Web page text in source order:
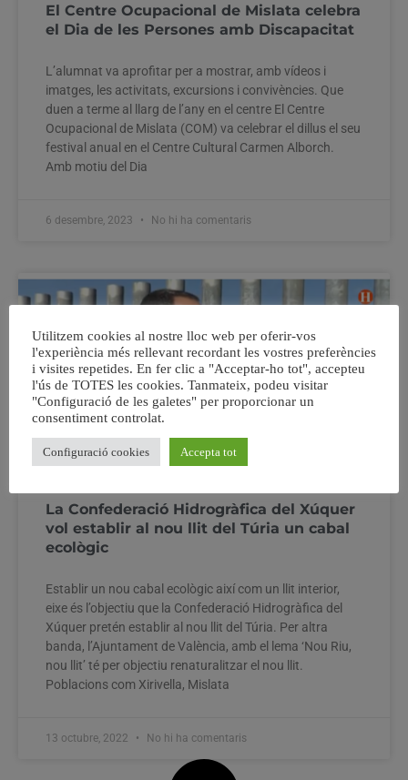
El Centre Ocupacional de Mislata celebra
el Dia de les Persones amb Discapacitat
L’alumnat va aprofitar per a mostrar, amb vídeos i
imatges, les activitats, excursions i convivències. Que
duen a terme al llarg de l’any en el centre El Centre
Ocupacional de Mislata (COM) va celebrar el dillus el seu
festival anual en el Centre Cultural Carmen Alborch.
Amb motiu del Dia
6 desembre, 2023 No hi ha comentaris
La Confederació Hidrogràfica del Xúquer
vol establir al nou llit del Túria un cabal
ecològic
Establir un nou cabal ecològic així com un llit interior,
eixe és l’objectiu que la Confederació Hidrogràfica del
Xúquer pretén establir al nou llit del Túria. Per altra
banda, l’Ajuntament de València, amb el lema ‘Nou Riu,
nou llit’ té per objectiu renaturalitzar el nou llit.
Poblacions com Xirivella, Mislata
13 octubre, 2022 No hi ha comentaris
Utilitzem cookies al nostre lloc web per oferir-vos
l'experiència més rellevant recordant les vostres preferències
i visites repetides. En fer clic a "Acceptar-ho tot", accepteu
l'ús de TOTES les cookies. Tanmateix, podeu visitar
"Configuració de les galetes" per proporcionar un
consentiment controlat.
Configuració cookies Accepta tot